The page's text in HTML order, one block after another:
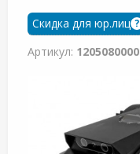
Скидка для юр.лиц ?
Артикул: 1205080000